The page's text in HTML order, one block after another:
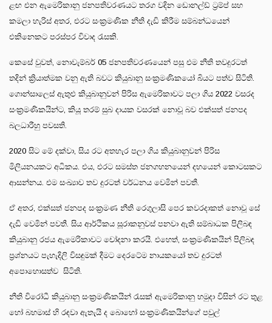
ළඟ එන ඇමෙරිකානු ජනපතිවරණයට තරග වදින ඩොනල්ඩ් ට්‍රම්ප් සහ
කමලා හැරිස් අතර, එරට සංක්‍රමණික නීති දැඩි කිරීම සම්බන්ධයෙන්
එකිනෙකට පරස්පර විවාද රැසකි.
කෙසේ වුවත්, නොවැම්බර් 05 ජනපතිවරණයෙන් පසු එම නීති තවදුරටත්
තදින් ක්‍රියාත්මක වනු ඇති බවට කියුබානු සංක්‍රමණිකයෝ බියට පත්ව සිටිති.
ගොන්සාලෙස් ඇතුළු කියුබානුවන් පිරිස ඇමෙරිකාවට පලා ගිය 2022 වසරද
සංක්‍රමණිකයින්ට, කියූ තරම් සුබ දායක වසරක් නොවූ බව එක්සත් ජනපද
බලධාරීහු පවසති.
2020 සිට මේ දක්වා, සිය රට අතහැර පලා ගිය කියුබානුවන් පිරිස
මිලියනයකට අධිකය. එය, එරට සමස්ත ජනගහනයෙන් දහයෙන් කොටසකට
ආසන්නය. එම සංඛ්‍යාව තව දුරටත් වර්ධනය වෙමින් පවතී.
ඒ අතර, එක්සත් ජනපද සංක්‍රමණ නීති රෙගුලාසි පෙර කවරදාකත් නොවූ සේ
දැඩි වෙමින් පවතී. සිය ආර්ථිකය සූරාකනුවස් පනවා ඇති සම්බාධක පිලිබඳ
කියුබානු රජය ඇමෙරිකාවට චෝදනා කරයි. එහෙත්, සංක්‍රමණිකයින් පිලිබඳ
ප්‍රශ්නයට පැහැදිලි විසඳුමක් දීමට දෙරටේම නායකයෝ තව දුරටත්
අපොහොසත්ව සිටිති.
නීති විරෝධී කියුබානු සංක්‍රමණිකයින් රැසක් ඇමෙරිකානු හමුදා විසින් රට තුළ
හෝ බහමාස් හි රඳවා ඇතැයි ද බොහෝ සංක්‍රමණිකයින්ගේ පවුල්